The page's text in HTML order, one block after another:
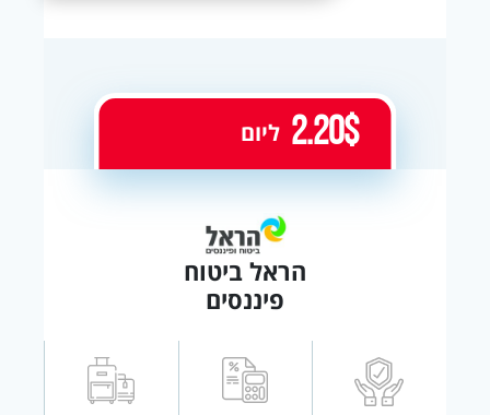
הראל ביטוח
פיננסים
2.20$ ליום